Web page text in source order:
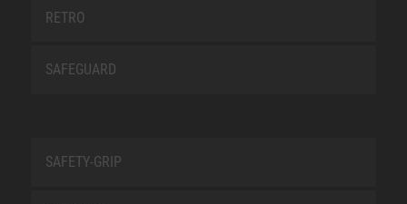
RETRO
SAFEGUARD
SAFETY-GRIP